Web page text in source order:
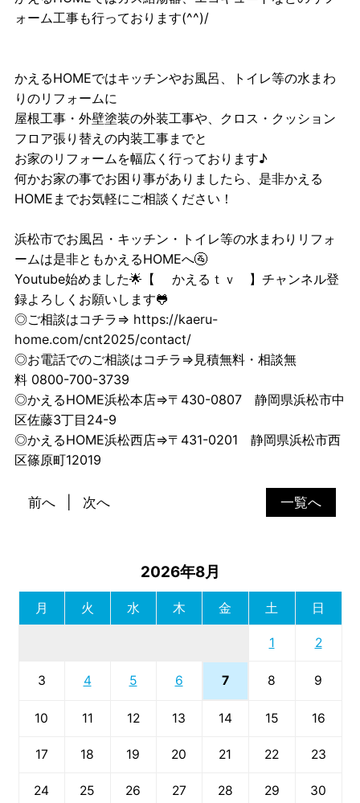
ォーム工事も行っております(^^)/
かえるHOMEではキッチンやお風呂、トイレ等の水まわ
りのリフォームに
屋根工事・外壁塗装の外装工事や、クロス・クッション
フロア張り替えの内装工事までと
お家のリフォームを幅広く行っております♪
何かお家の事でお困り事がありましたら、是非かえる
HOMEまでお気軽にご相談ください！
浜松市でお風呂・キッチン・トイレ等の水まわりリフォ
ームは是非ともかえるHOMEへ🚰
Youtube始めました🌟【
かえるｔｖ
】チャンネル登
録よろしくお願いします🐸
◎ご相談はコチラ⇒ https://kaeru-
home.com/cnt2025/contact/
◎お電話でのご相談はコチラ⇒見積無料・相談無
料 0800-700-3739
◎かえるHOME浜松本店⇒〒430-0807 静岡県浜松市中
区佐藤3丁目24-9
◎かえるHOME浜松西店⇒〒431-0201 静岡県浜松市西
区篠原町12019
一覧へ
前へ 次へ
2026年8月
月 火 水 木 金 土 日
1 2
3 4 5 6 7 8 9
10 11 12 13 14 15 16
17 18 19 20 21 22 23
24 25 26 27 28 29 30